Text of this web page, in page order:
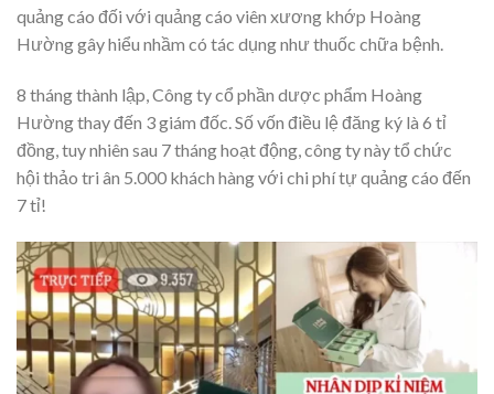
quảng cáo đối với quảng cáo viên xương khớp Hoàng
Hường gây hiểu nhầm có tác dụng như thuốc chữa bệnh.
8 tháng thành lập, Công ty cổ phần dược phẩm Hoàng
Hường thay đến 3 giám đốc. Số vốn điều lệ đăng ký là 6 tỉ
đồng, tuy nhiên sau 7 tháng hoạt động, công ty này tổ chức
hội thảo tri ân 5.000 khách hàng với chi phí tự quảng cáo đến
7 tỉ!